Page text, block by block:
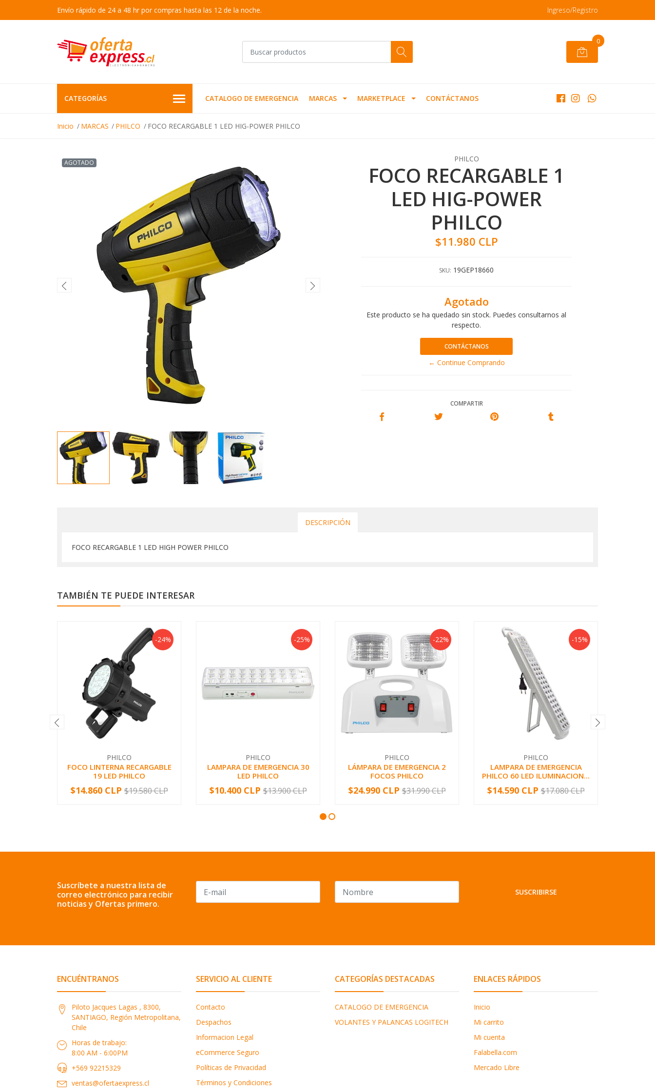
Envío rápido de 24 a 48 hr por compras hasta las 12 de la noche. Ingreso/Registro
0
CATEGORÍAS CATALOGO DE EMERGENCIA MARCAS MARKETPLACE CONTÁCTANOS
Inicio MARCAS PHILCO FOCO RECARGABLE 1 LED HIG-POWER PHILCO
AGOTADO PHILCO
FOCO RECARGABLE 1
LED HIG-POWER
PHILCO
$11.980 CLP
SKU: 19GEP18660
Agotado
Este producto se ha quedado sin stock. Puedes consultarnos al
respecto.
CONTÁCTANOS
← Continue Comprando
COMPARTIR
DESCRIPCIÓN
FOCO RECARGABLE 1 LED HIGH POWER PHILCO
TAMBIÉN TE PUEDE INTERESAR
-24%
PHILCO
FOCO LINTERNA RECARGABLE
19 LED PHILCO
+
-$14.860 CLP $19.580 CLP
-25%
PHILCO
LAMPARA DE EMERGENCIA 30
LED PHILCO
+
-$10.400 CLP $13.900 CLP
-22%
PHILCO
LÁMPARA DE EMERGENCIA 2
FOCOS PHILCO
+
-$24.990 CLP $31.990 CLP
-15%
PHILCO
LAMPARA DE EMERGENCIA
PHILCO 60 LED ILUMINACION...
+
-$14.590 CLP $17.080 CLP
Suscríbete a nuestra lista de
correo electrónico para recibir
noticias y Ofertas primero.
SUSCRIBIRSE
ENCUÉNTRANOS
Piloto Jacques Lagas , 8300,
SANTIAGO, Región Metropolitana,
Chile
Horas de trabajo:
8:00 AM - 6:00PM
+569 92215329
ventas@ofertaexpress.cl
SERVICIO AL CLIENTE
Contacto
Despachos
Informacion Legal
eCommerce Seguro
Políticas de Privacidad
Términos y Condiciones
CATEGORÍAS DESTACADAS
CATALOGO DE EMERGENCIA
VOLANTES Y PALANCAS LOGITECH
ENLACES RÁPIDOS
Inicio
Mi carrito
Mi cuenta
Falabella.com
Mercado Libre